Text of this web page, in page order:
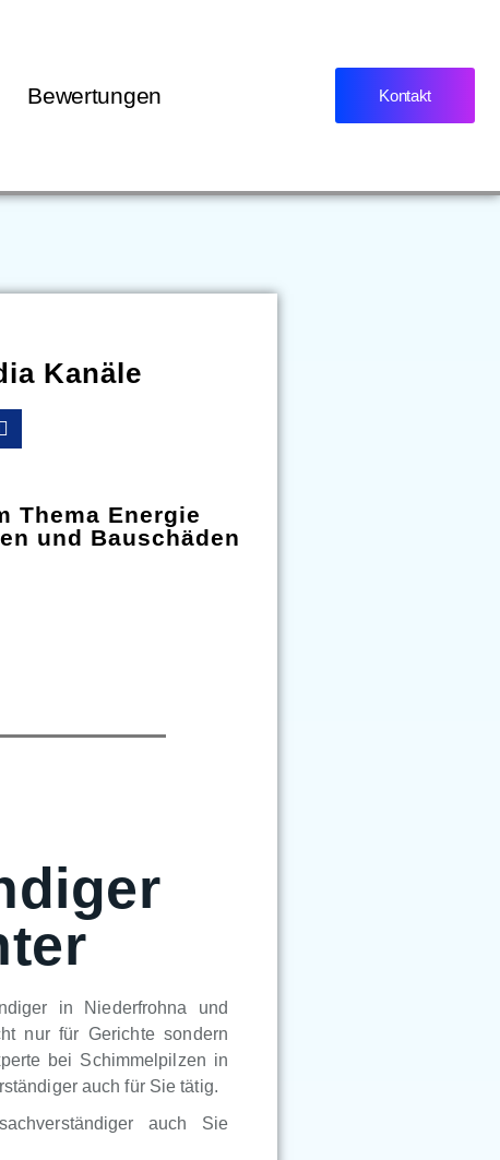
Bewertungen Kontakt
Kanäle
Thema Energie
und Bauschäden
in Niederfrohna und
nur für Gerichte sondern
bei Schimmelpilzen in
auch für Sie tätig.
auch Sie